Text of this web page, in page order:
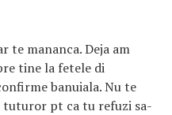
te mananca. Deja am
tine la fetele di
banuiala. Nu te
tuturor pt ca tu refuzi sa-